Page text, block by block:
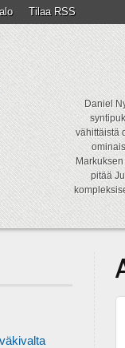
Tilaa RSS
Daniel
vähittäistä
pitää